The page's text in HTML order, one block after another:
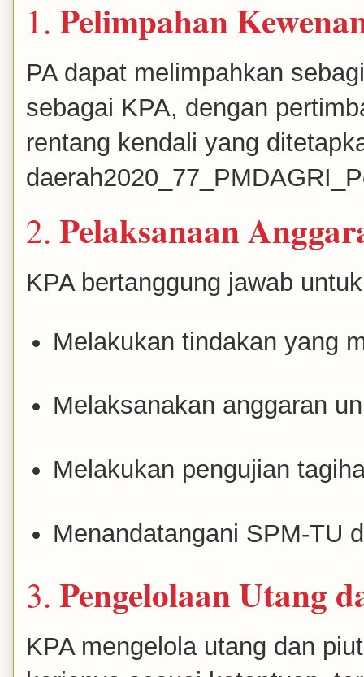
1. Pelimpahan
PA dapat melimpahkan
sebagai KPA, dengan
rentang kendali yang
daerah
2. Pelaksanaan
KPA bertanggung jawab
Melakukan tindakan yang
Melaksanakan anggaran
Melakukan pengujian
Menandatangani SPM-TU
3. Pengelolaan Utang
KPA mengelola utang dan